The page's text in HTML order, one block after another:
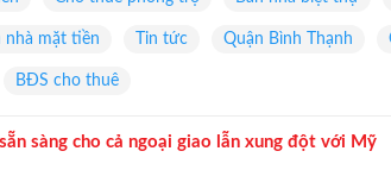
nhà mặt tiền Tin tức Quận Bình Thạnh
BĐS cho thuê
sàng cho cả ngoại giao lẫn xung đột với Mỹ